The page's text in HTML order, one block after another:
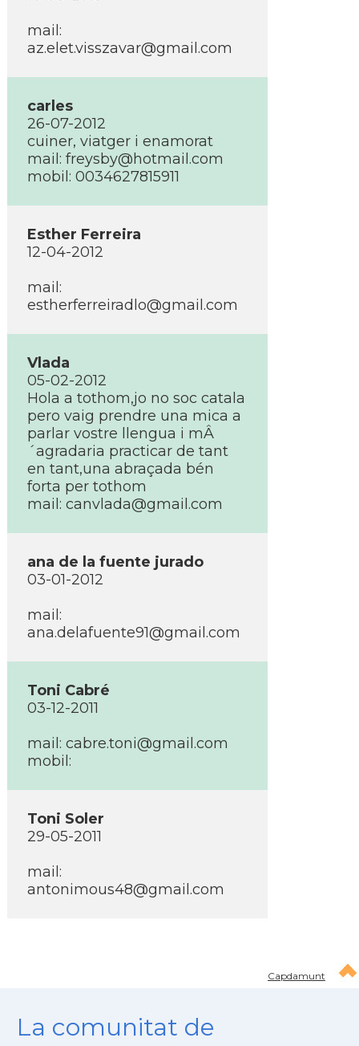
mail:
az.elet.visszavar@gmail.com
carles
26-07-2012
cuiner, viatger i enamorat
mail: freysby@hotmail.com
mobil: 0034627815911
Esther Ferreira
12-04-2012
mail:
estherferreiradlo@gmail.com
Vlada
05-02-2012
Hola a tothom,jo no soc catala
pero vaig prendre una mica a
parlar vostre llengua i mÂ
´agradaria practicar de tant
en tant,una abraçada bén
forta per tothom
mail: canvlada@gmail.com
ana de la fuente jurado
03-01-2012
mail:
ana.delafuente91@gmail.com
Toni Cabré
03-12-2011
mail: cabre.toni@gmail.com
mobil:
Toni Soler
29-05-2011
mail:
antonimous48@gmail.com
Capdamunt
La comunitat de